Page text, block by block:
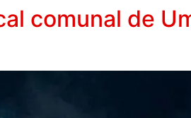
comunal de